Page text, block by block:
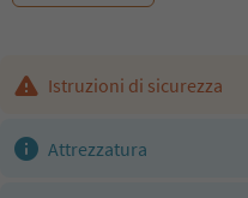
Istruzioni di sicurezza
Attrezzatura